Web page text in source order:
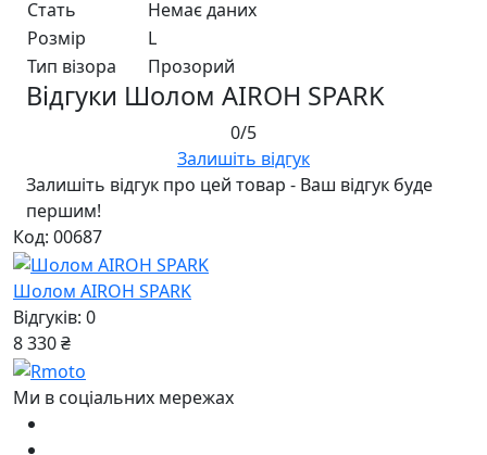
Стать
Немає даних
Розмір
L
Тип візора
Прозорий
Відгуки Шолом AIROH SPARK
0/5
Залишіть відгук
Залишіть відгук про цей товар - Ваш відгук буде
першим!
Код: 00687
Шолом AIROH SPARK
Відгуків: 0
8 330 ₴
Ми в соціальних мережах